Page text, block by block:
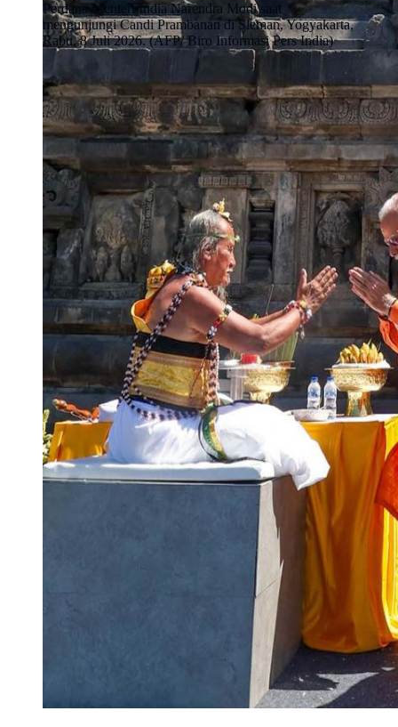
Perdana Menteri India Narendra Modi saat
mengunjungi Candi Prambanan di Sleman, Yogyakarta,
Rabu, 8 Juli 2026. (AFP/ Biro Informasi Pers India)